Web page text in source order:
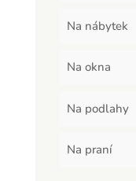
Na nábytek
Na okna
Na podlahy
Na praní